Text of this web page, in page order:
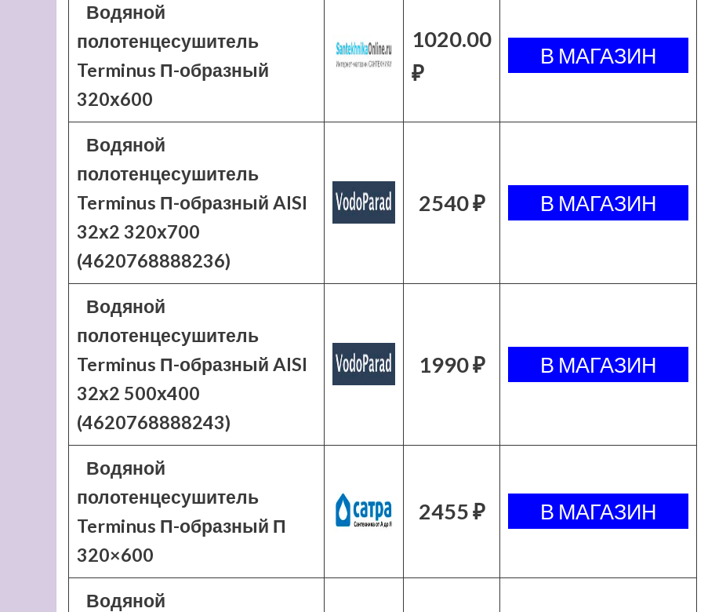
Водяной
полотенцесушитель
Terminus П-образный
320х600
1020.00
₽
Водяной
полотенцесушитель
Terminus П-образный AISI
32х2 320х700
(4620768888236)
2540 ₽
Водяной
полотенцесушитель
Terminus П-образный AISI
32х2 500х400
(4620768888243)
1990 ₽
Водяной
полотенцесушитель
Terminus П-образный П
320×600
2455 ₽
Водяной